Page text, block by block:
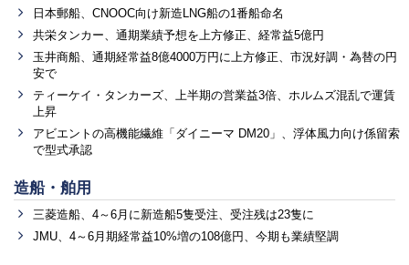
日本郵船、CNOOC向け新造LNG船の1番船命名
共栄タンカー、通期業績予想を上方修正、経常益5億円
玉井商船、通期経常益8億4000万円に上方修正、市況好調・為替の円
安で
ティーケイ・タンカーズ、上半期の営業益3倍、ホルムズ混乱で運賃
上昇
アビエントの高機能繊維「ダイニーマ DM20」、浮体風力向け係留索
で型式承認
造船・舶用
三菱造船、4～6月に新造船5隻受注、受注残は23隻に
JMU、4～6月期経常益10%増の108億円、今期も業績堅調